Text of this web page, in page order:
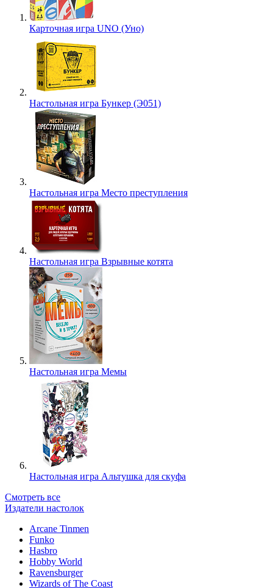
Карточная игра UNO (Уно)
Настольная игра Бункер (Э051)
Настольная игра Место преступления
Настольная игра Взрывные котята
Настольная игра Мемы
Настольная игра Альтушка для скуфа
Смотреть все
Издатели настолок
Arcane Tinmen
Funko
Hasbro
Hobby World
Ravensburger
Wizards of The Coast